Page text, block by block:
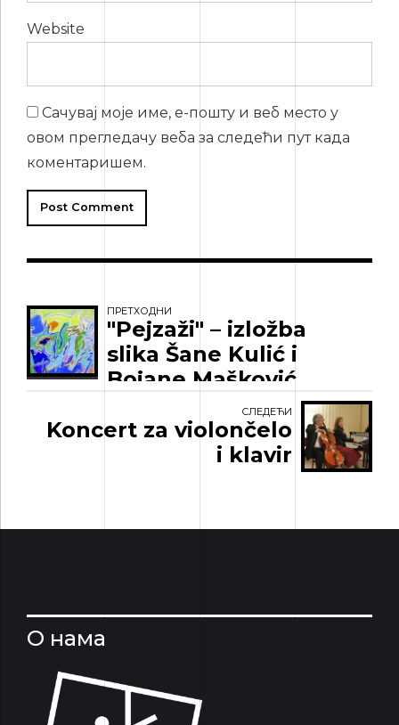
Website
Сачувај моје име, е-пошту и веб место у
овом прегледачу веба за следећи пут када
коментаришем.
Post Comment
ПРЕТХОДНИ
"Pejzaži" – izložba
slika Šane Kulić i
Bojane Mašković
СЛЕДЕЋИ
Koncert za violončelo
i klavir
О нама